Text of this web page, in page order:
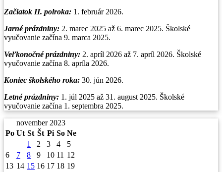
Začiatok II. polroka: 1. február 2026.
Jarné prázdniny: 2. marec 2025 až 6. marec 2025. Školské
vyučovanie začína 9. marca 2025.
Veľkonočné prázdniny: 2. apríl 2026 až 7. apríl 2026. Školské
vyučovanie začína 8. apríla 2026.
Koniec školského roka: 30. jún 2026.
Letné prázdniny: 1. júl 2025 až 31. august 2025. Školské
vyučovanie začína 1. septembra 2025.
november 2023
Po Ut St Št Pi So Ne
1
2 3 4
5
6
7 8 9 10 11 12
13 14 15 16 17 18 19